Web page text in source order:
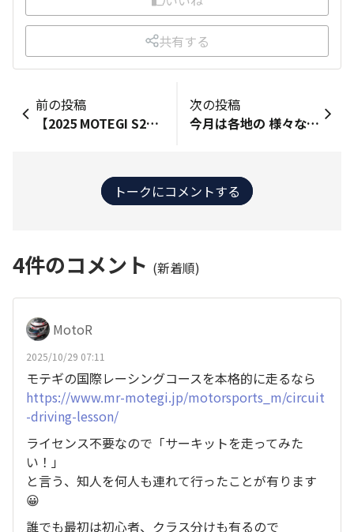
共有する
前の投稿
【2025 MOTEGI S2000オーナーズミーティング】 年に1度のモテギで開催される、S2000オーナーズミーティング 今回の参加台数は、17台でした😀 スポーツ走行をすると言うよりは、オーナーの皆さまとの懇親会 色々な情報収集の、場所でもあります😄 特に、特別講師の岡田秀樹氏のレース裏情報が面白い😁 （20年以上の、お付き合いになりますし） 交通教育センターでスキッドリカバリーとスリパリーコースで手慣らし 南コースの練習に移ります😃 技量上達には、最適なコース 同乗走行でレクチャーを受けながら、周回を重ねるごとに 皆さん、上達されスムーズな運転となり 「S2000に乗っている人は、運転が上手いナ～」 と言われること、間違いなし😅 来年の再開を誓って、閉講式となりました （岡田さん、また来月鈴鹿でお世話になります🙇‍♂️） 🧿
次の投稿
今月は各地の 様々な競技会に参加するぞ、と 遠方も視野に入れて 意気込んでいたら、事故？に遭った。 駐車場で休憩中、 音と共に車が揺れて、 びっくりして車から飛び出した。 見ると車が削れていた。 隣に立っていた人に話を聞くと、 ドアを開け放したまま 車に上半身を入れて 中の荷物を触っていたそうで、 風でドアが全開になり 当たった様子。 斜めの駐車スペースなので、 止める位置を真横ではなく、 しっかりと駐車スペースの 前の方まで進んで止めれば 当たらないようには なっている筈だが、 急いでいたのか疲れていたのか。 風の強い日に限らず、 駐車スペースでは止める位置に 特に気を遣っている自分からすれば あり得ない事のように思えるが ふと気が緩めば 誰にでも起こりうる事だろう。 とにかくこれから不自由で 気持ちののらない生活が始まるので 気を引き締めていかなければならない。 代車を傷つけないように。 それと、 申し込んである競技会をどうするか… 気が萎える。悲しい。
トークにコメントする
4件のコメント (新着順)
MotoR
2025/10/29 07:11
モテギの国際レーシングコースを本格的に走るなら
https://www.mr-motegi.jp/motorsports_m/circuit
-driving-lesson/
ライセンス不要なので「サーキットを走ってみた
い！」
と言う、知人を何人も連れて行ったことが有ります
😀
誰でも最初は初心者、クラス分けも有るので